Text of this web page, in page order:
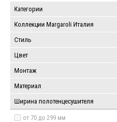
Категории
Коллекции Margaroli Италия
Стиль
Цвет
Монтаж
Материал
Ширина полотенцесушителя
от 70 до 299 мм